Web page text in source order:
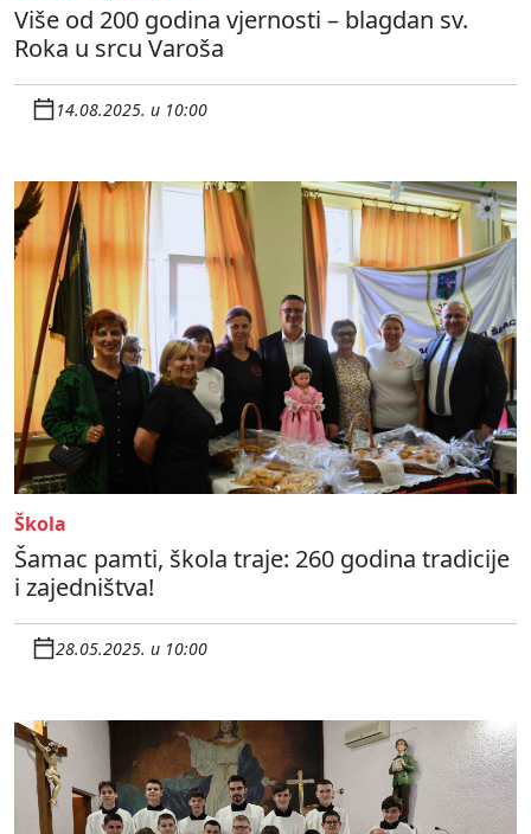
Više od 200 godina vjernosti – blagdan sv.
Roka u srcu Varoša
14.08.2025. u 10:00
Škola
Šamac pamti, škola traje: 260 godina tradicije
i zajedništva!
28.05.2025. u 10:00